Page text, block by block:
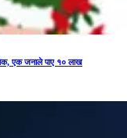
एक जनाले पाए १० लाख